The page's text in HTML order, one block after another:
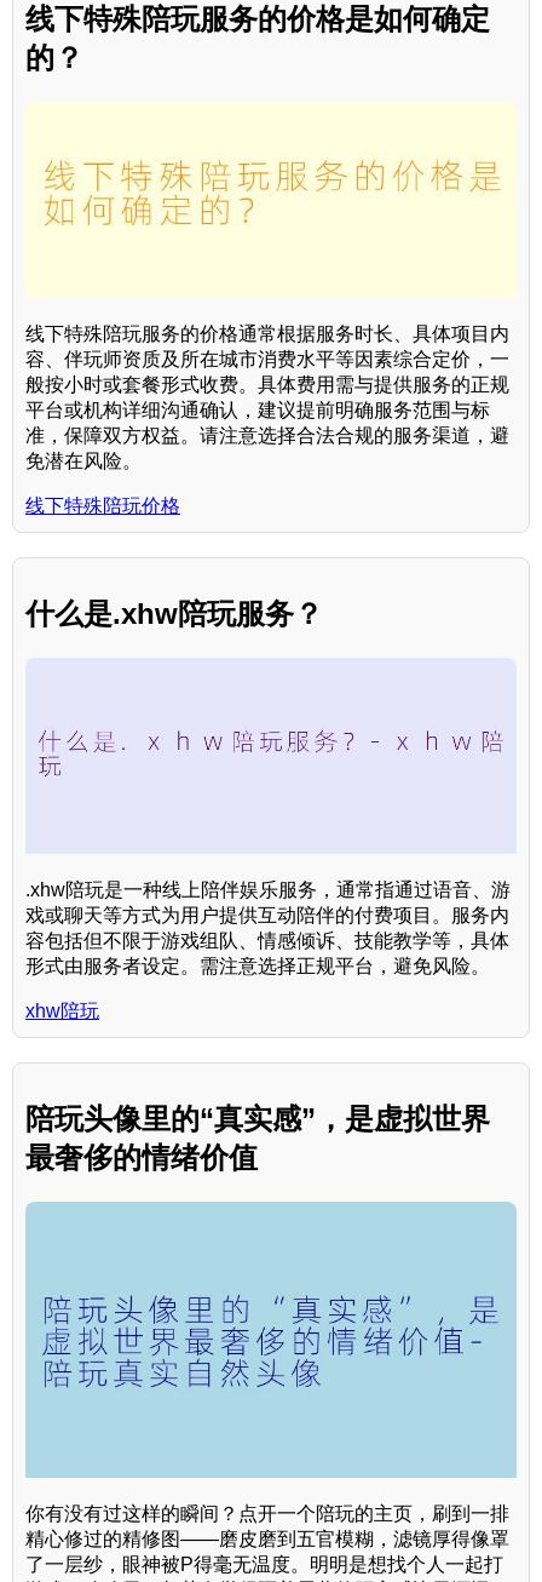
线下特殊陪玩服务的价格是如何确定
的？
线下特殊陪玩服务的价格通常根据服务时长、具体项目内
容、伴玩师资质及所在城市消费水平等因素综合定价，一
般按小时或套餐形式收费。具体费用需与提供服务的正规
平台或机构详细沟通确认，建议提前明确服务范围与标
准，保障双方权益。请注意选择合法合规的服务渠道，避
免潜在风险。
线下特殊陪玩价格
什么是.xhw陪玩服务？
.xhw陪玩是一种线上陪伴娱乐服务，通常指通过语音、游
戏或聊天等方式为用户提供互动陪伴的付费项目。服务内
容包括但不限于游戏组队、情感倾诉、技能教学等，具体
形式由服务者设定。需注意选择正规平台，避免风险。
xhw陪玩
陪玩头像里的“真实感”，是虚拟世界
最奢侈的情绪价值
你有没有过这样的瞬间？点开一个陪玩的主页，刷到一排
精心修过的精修图——磨皮磨到五官模糊，滤镜厚得像罩
了一层纱，眼神被P得毫无温度。明明是想找个人一起打